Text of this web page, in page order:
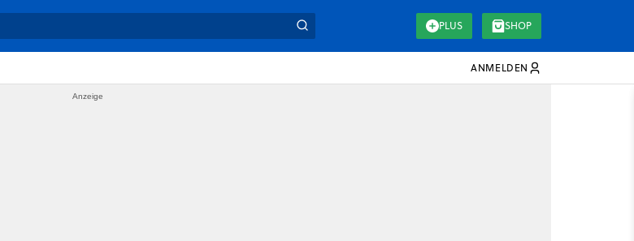
PLUS SHOP
ANMELDEN